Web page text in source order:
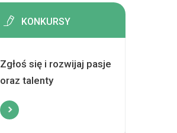
KONKURSY
Zgłoś się i rozwijaj pasje
oraz talenty